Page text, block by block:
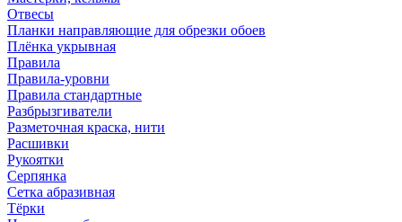
Отвесы
Планки направляющие для обрезки обоев
Плёнка укрывная
Правила
Правила-уровни
Правила стандартные
Разбрызгиватели
Разметочная краска, нити
Расшивки
Рукоятки
Серпянка
Сетка абразивная
Тёрки